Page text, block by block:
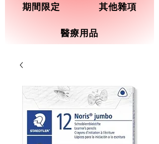
期間限定 其他雜項
醫療用品